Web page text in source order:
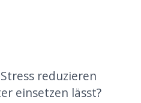
reduzieren
einsetzen lässt?